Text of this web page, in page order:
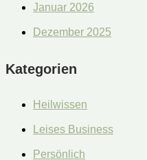
Januar 2026
Dezember 2025
Kategorien
Heilwissen
Leises Business
Persönlich